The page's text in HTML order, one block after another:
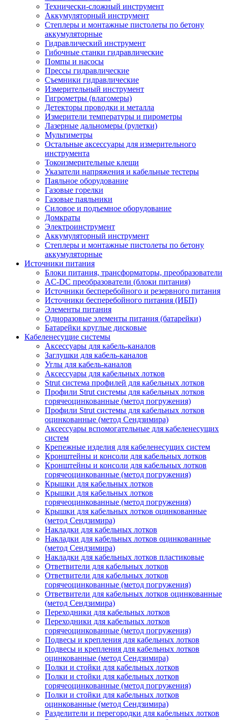
Технически-сложный инструмент
Аккумуляторный инструмент
Степлеры и монтажные пистолеты по бетону
аккумуляторные
Гидравлический инструмент
Гибочные станки гидравлические
Помпы и насосы
Прессы гидравлические
Съемники гидравлические
Измерительный инструмент
Гигрометры (влагомеры)
Детекторы проводки и металла
Измерители температуры и пирометры
Лазерные дальномеры (рулетки)
Мультиметры
Остальные аксессуары для измерительного
инструмента
Токоизмерительные клещи
Указатели напряжения и кабельные тестеры
Паяльное оборудование
Газовые горелки
Газовые паяльники
Силовое и подъемное оборудование
Домкраты
Электроинструмент
Аккумуляторный инструмент
Степлеры и монтажные пистолеты по бетону
аккумуляторные
Источники питания
Блоки питания, трансформаторы, преобразователи
AC-DC преобразователи (блоки питания)
Источники бесперебойного и резервного питания
Источники бесперебойного питания (ИБП)
Элементы питания
Одноразовые элементы питания (батарейки)
Батарейки круглые дисковые
Кабеленесущие системы
Аксессуары для кабель-каналов
Заглушки для кабель-каналов
Углы для кабель-каналов
Аксессуары для кабельных лотков
Strut система профилей для кабельных лотков
Профили Strut системы для кабельных лотков
горячеоцинкованные (метод погружения)
Профили Strut системы для кабельных лотков
оцинкованные (метод Сендзимира)
Аксессуары вспомогательные для кабеленесущих
систем
Крепежные изделия для кабеленесущих систем
Кронштейны и консоли для кабельных лотков
Кронштейны и консоли для кабельных лотков
горячеоцинкованные (метод погружения)
Крышки для кабельных лотков
Крышки для кабельных лотков
горячеоцинкованные (метод погружения)
Крышки для кабельных лотков оцинкованные
(метод Сендзимира)
Накладки для кабельных лотков
Накладки для кабельных лотков оцинкованные
(метод Сендзимира)
Накладки для кабельных лотков пластиковые
Ответвители для кабельных лотков
Ответвители для кабельных лотков
горячеоцинкованные (метод погружения)
Ответвители для кабельных лотков оцинкованные
(метод Сендзимира)
Переходники для кабельных лотков
Переходники для кабельных лотков
горячеоцинкованные (метод погружения)
Подвесы и крепления для кабельных лотков
Подвесы и крепления для кабельных лотков
оцинкованные (метод Сендзимира)
Полки и стойки для кабельных лотков
Полки и стойки для кабельных лотков
горячеоцинкованные (метод погружения)
Полки и стойки для кабельных лотков
оцинкованные (метод Сендзимира)
Разделители и перегородки для кабельных лотков